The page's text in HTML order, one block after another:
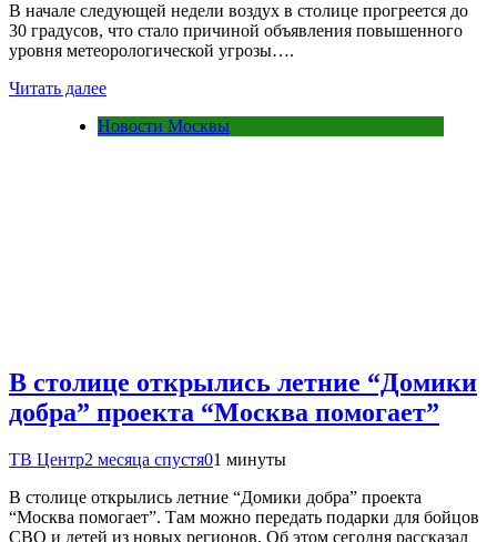
В начале следующей недели воздух в столице прогреется до
30 градусов, что стало причиной объявления повышенного
уровня метеорологической угрозы….
Читать далее
Новости Москвы
В столице открылись летние “Домики
добра” проекта “Москва помогает”
ТВ Центр2 месяца спустя01 минуты
В столице открылись летние “Домики добра” проекта
“Москва помогает”. Там можно передать подарки для бойцов
СВО и детей из новых регионов. Об этом сегодня рассказал